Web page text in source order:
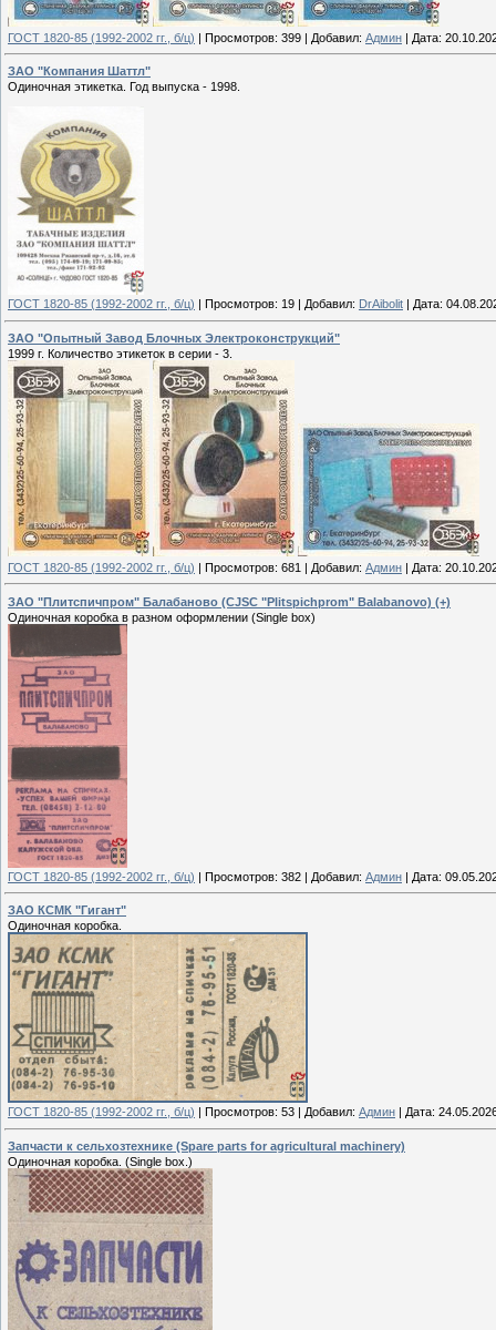
ГОСТ 1820-85 (1992-2002 гг., б/ц) | Просмотров: 399 | Добавил: Админ | Дата:
ЗАО "Компания Шаттл"
Одиночная этикетка. Год выпуска - 1998.
ГОСТ 1820-85 (1992-2002 гг., б/ц) Просмотров: 19 Добавил: DrAibolit Дата:
ЗАО "Опытный Завод Блочных Электроконструкций"
1999 г. Количество этикеток в серии - 3.
ГОСТ 1820-85 (1992-2002 гг., б/ц) | Просмотров: 681 | Добавил: Админ | Дата:
ЗАО "Плитспичпром" Балабаново (CJSC "Plitspichprom" Balabanovo) (+)
Одиночная коробка в разном оформлении (Single box)
ГОСТ 1820-85 (1992-2002 гг., б/ц) | Просмотров: 382 | Добавил: Админ | Дата:
ЗАО КСМК "Гигант"
Одиночная коробка.
ГОСТ 1820-85 (1992-2002 гг., б/ц) Просмотров: 53 Добавил: Админ Дата:
Запчасти к сельхозтехнике (Spare parts for agricultural machinery)
Одиночная коробка. (Single box.)